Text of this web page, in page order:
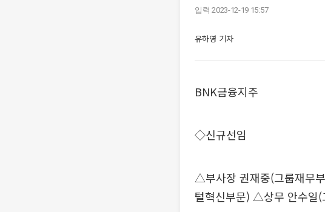
입력 2023-12-19 15:57
유하영 기자
BNK금융지주
◇신규선임
△부사장 권재중(그룹재무
털혁신부문) △상무 안수일